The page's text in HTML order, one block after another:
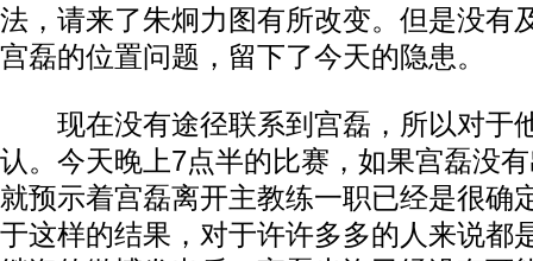
法，请来了朱炯力图有所改变。但是没有
宫磊的位置问题，留下了今天的隐患。
现在没有途径联系到宫磊，所以对于
认。今天晚上7点半的比赛，如果宫磊没
就预示着宫磊离开主教练一职已经是很确
于这样的结果，对于许许多多的人来说都